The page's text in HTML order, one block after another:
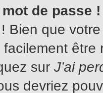
de passe !
Bien que
sur J’ai
devriez